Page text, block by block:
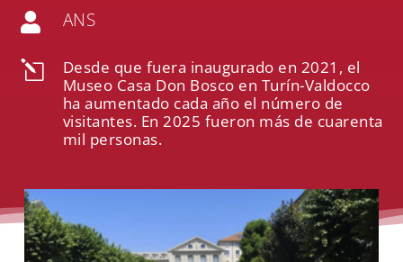
 ANS
l
Desde que fuera inaugurado en 2021, el
Museo Casa Don Bosco en Turín-Valdocco
ha aumentado cada año el número de
visitantes. En 2025 fueron más de cuarenta
mil personas.